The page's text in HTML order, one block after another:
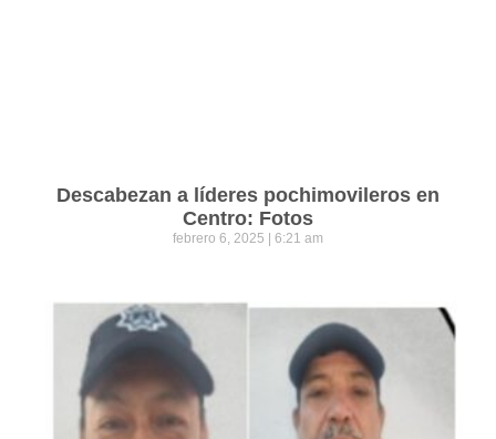
Descabezan a líderes pochimovileros en
Centro: Fotos
febrero 6, 2025 6:21 am